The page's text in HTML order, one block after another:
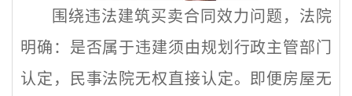
围绕违法建筑买卖合同效力问题，法院
明确：是否属于违建须由规划行政主管部门
认定，民事法院无权直接认定。即便房屋无